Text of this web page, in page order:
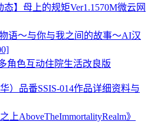
态】母上的规矩Ver1.1570M微云网
语～与你与我之间的故事～AI汉
角色互动住院生活改良版
）品番SSIS-014作品详细资料与
上AboveTheImmortalityRealm》